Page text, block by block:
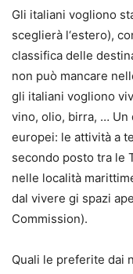
Gli italiani vogliono
sceglierà l‘estero),
classifica delle
non può mancare
gli italiani vogliono
vino, olio, birra, … Un
europei: le attività a
secondo posto tra le
nelle località
dal vivere gi spazi
Commission).
Quali le preferite dai